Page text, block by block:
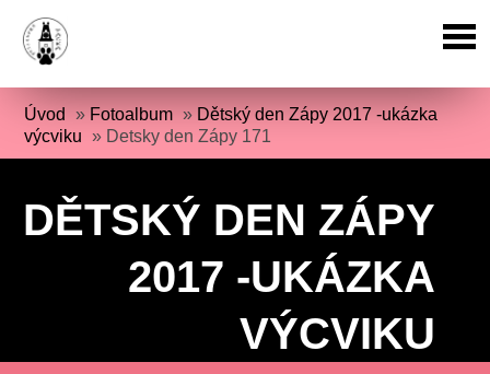
Úvod » Fotoalbum » Dětský den Zápy 2017 -ukázka
výcviku » Detsky den Zápy 171
DĚTSKÝ DEN ZÁPY
2017 -UKÁZKA
VÝCVIKU